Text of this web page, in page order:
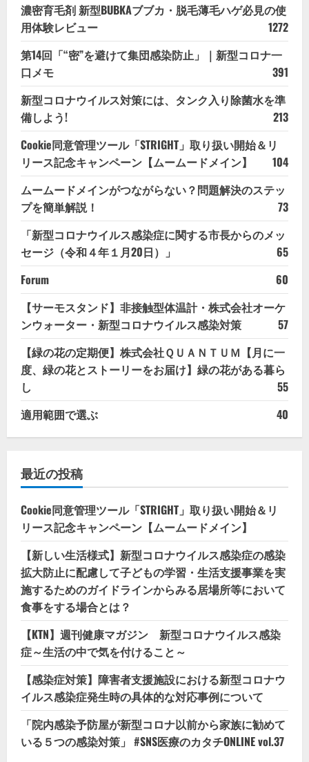
濃密育毛剤 新型BUBKAブブカ・脱毛薄毛ハゲ必見の使
用体験レビュー
1272
第14回「“密”を避けて集団感染防止」｜新型コロナ一
口メモ
391
新型コロナウイルス対策には、タンク入り除菌水を準
備しよう!
213
Cookie同意管理ツール「STRIGHT」取り扱い開始＆リ
リース記念キャンペーン【ムームードメイン】
104
ムームードメインがつながらない？問題解決のステッ
プを簡単解説！
73
「新型コロナウイルス感染症に関する市長からのメッ
セージ（令和４年１月20日）」
65
Forum
60
【サーモスタンド】非接触型体温計・株式会社オーケ
ンウォーター・新型コロナウイルス感染対策
57
【緑の花の定期便】株式会社ＱＵＡＮＴＵＭ【月に一
度、緑の花とストーリーをお届け】緑の花がある暮ら
し
55
適用範囲で選ぶ
40
最近の投稿
Cookie同意管理ツール「STRIGHT」取り扱い開始＆リ
リース記念キャンペーン【ムームードメイン】
【新しい生活様式】新型コロナウイルス感染症の感染
拡大防止に配慮して子どもの学習・生活支援事業を実
施するためのガイドラインからみる居場所等において
食事をする場合とは？
【KTN】週刊健康マガジン 新型コロナウイルス感染
症～生活の中で気を付けること～
【感染症対策】障害者支援施設における新型コロナウ
イルス感染症発生時の具体的な対応事例について
「院内感染予防屋が新型コロナ以前から家族に勧めて
いる５つの感染対策」 #SNS医療のカタチONLINE vol.37